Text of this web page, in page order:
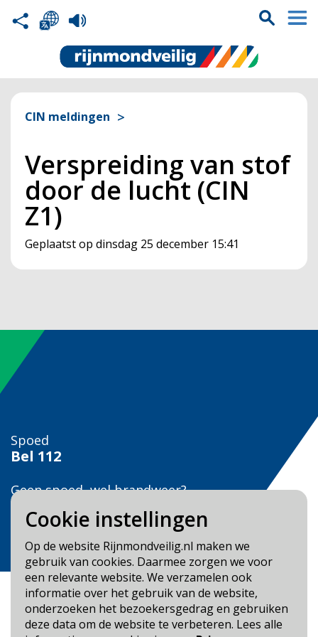
Cookie instellingen
Op de website Rijnmondveilig.nl maken we
gebruik van cookies. Daarmee zorgen we voor
een relevante website. We verzamelen ook
informatie over het gebruik van de website,
onderzoeken het bezoekersgedrag en gebruiken
deze data om de website te verbeteren. Lees alle
CIN meldingen
Verspreiding van stof
door de lucht (CIN
Z1)
Geplaatst op dinsdag 25 december 15:41
Spoed
Bel 112
Geen spoed, wel brandweer?
Bel
Veilig Leven?
Bel 0900-8387